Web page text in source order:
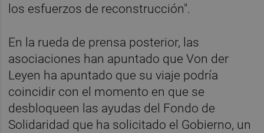
los esfuerzos de reconstrucción".
En la rueda de prensa posterior, las
asociaciones han apuntado que Von der
Leyen ha apuntado que su viaje podría
coincidir con el momento en que se
desbloqueen las ayudas del Fondo de
Solidaridad que ha solicitado el Gobierno, un